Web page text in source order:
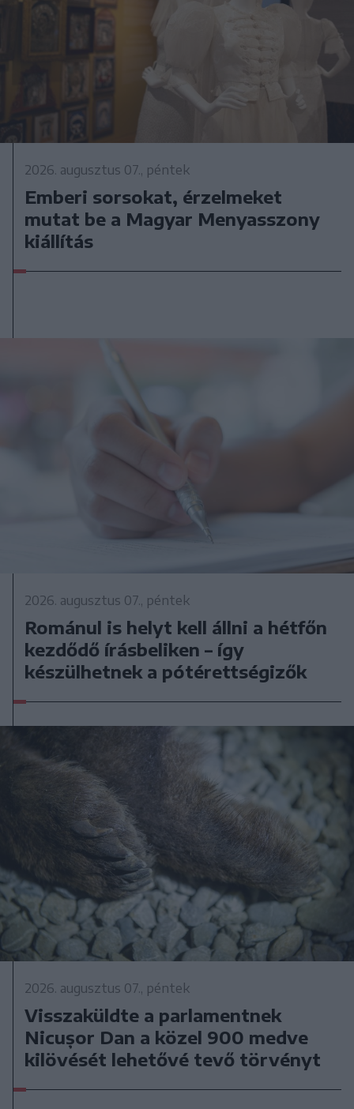
2026. augusztus 07., péntek
Emberi sorsokat, érzelmeket
mutat be a Magyar Menyasszony
kiállítás
2026. augusztus 07., péntek
Románul is helyt kell állni a hétfőn
kezdődő írásbeliken – így
készülhetnek a pótérettségizők
2026. augusztus 07., péntek
Visszaküldte a parlamentnek
Nicușor Dan a közel 900 medve
kilövését lehetővé tevő törvényt